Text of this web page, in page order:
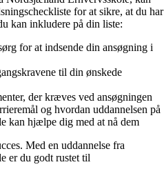
for at sikre, at du har
kan inkludere på din liste:
for at indsende din ansøgning i
til din ønskede
der kræves ved ansøgningen
og hvordan uddannelsen på
kan hjælpe dig med at nå dem
Med en uddannelse fra
er du godt rustet til